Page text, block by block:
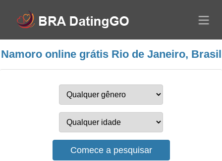
Namoro online grátis Rio de Janeiro, Brasil